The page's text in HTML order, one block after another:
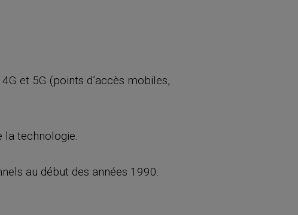
et 5G (points d’accès mobiles,
la technologie.
au début des années 1990.